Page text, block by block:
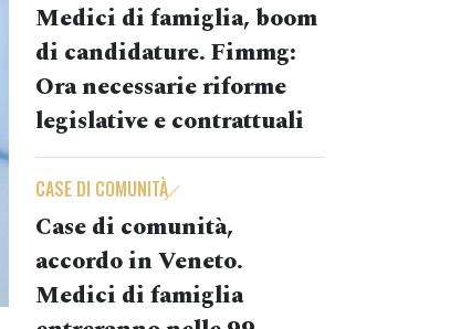
Medici di famiglia, boom
di candidature. Fimmg:
Ora necessarie riforme
legislative e contrattuali
CASE DI COMUNITÀ
Case di comunità,
accordo in Veneto.
Medici di famiglia